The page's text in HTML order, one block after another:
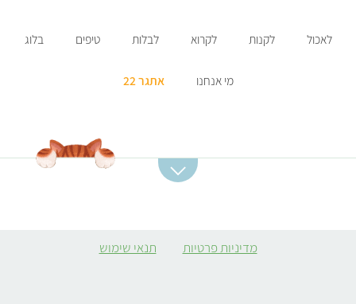
לאכול לקנות לקרוא לבלות טיפים בלוג
מי אנחנו אתגר 22
קובה סלק
מדיניות פרטיות תנאי שימוש